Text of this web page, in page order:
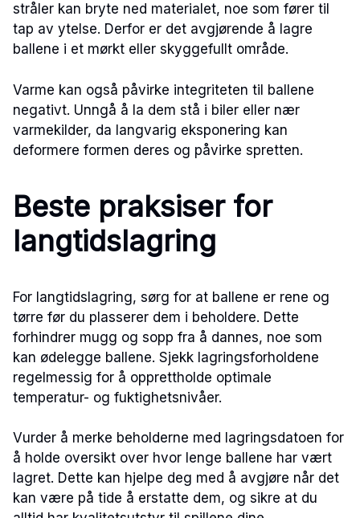
stråler kan bryte ned materialet, noe som fører til
tap av ytelse. Derfor er det avgjørende å lagre
ballene i et mørkt eller skyggefullt område.
Varme kan også påvirke integriteten til ballene
negativt. Unngå å la dem stå i biler eller nær
varmekilder, da langvarig eksponering kan
deformere formen deres og påvirke spretten.
Beste praksiser for
langtidslagring
For langtidslagring, sørg for at ballene er rene og
tørre før du plasserer dem i beholdere. Dette
forhindrer mugg og sopp fra å dannes, noe som
kan ødelegge ballene. Sjekk lagringsforholdene
regelmessig for å opprettholde optimale
temperatur- og fuktighetsnivåer.
Vurder å merke beholderne med lagringsdatoen for
å holde oversikt over hvor lenge ballene har vært
lagret. Dette kan hjelpe deg med å avgjøre når det
kan være på tide å erstatte dem, og sikre at du